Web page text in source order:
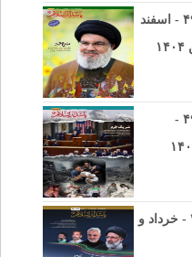
شماره ۴۹۵ - ۴۹۶ - اسفند
شماره ۴۹۳ - ۴۹۴ -
شماره ۴۹۱-۴۹۲ - خرداد و